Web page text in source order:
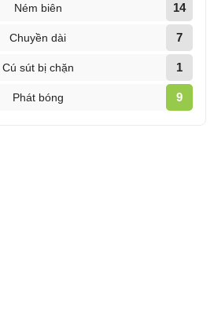
Ném biên 14
Chuyền dài 7
Cú sút bị chặn 1
Phát bóng 9